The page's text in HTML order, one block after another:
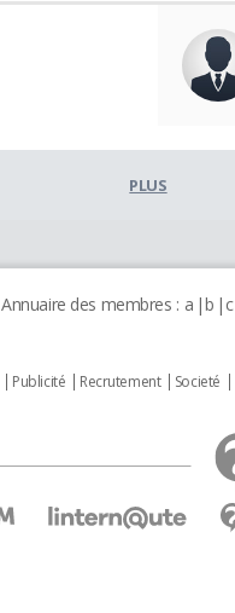
PLUS
Annuaire des membres : a b c
Publicité Recrutement Societé